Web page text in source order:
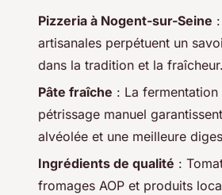
Pizzeria à Nogent-sur-Seine
artisanales perpétuent un
dans la tradition et la fraîcheur.
Pâte fraîche : La
pétrissage manuel
alvéolée et une meilleure
Ingrédients de qualité :
fromages AOP et produits